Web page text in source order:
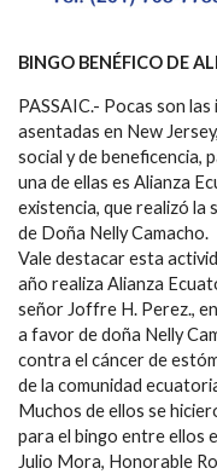
BINGO BENÉFICO DE
PASSAIC.- Pocas son
asentadas en New
social y de beneficencia,
una de ellas es Alianza
existencia, que realizó la
de Doña Nelly Camacho.
Vale destacar esta
año realiza Alianza
señor Joffre H. Perez.,
a favor de doña Nelly
contra el cáncer de
de la comunidad
Muchos de ellos se
para el bingo entre ellos
Julio Mora, Honorable